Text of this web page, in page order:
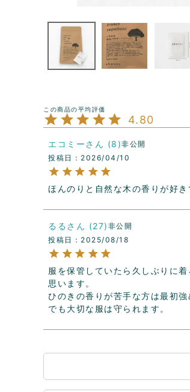
4.80
エコミー 8 非公開
投稿日
2026/04/10
ほんのりと自然な木の香りが好
るる 27 非公開
投稿日
2025/08/18
服を保管していたら久しぶりに
思います。
ひのきの香りが苦手な方は最初
でも大切な服は守られます。